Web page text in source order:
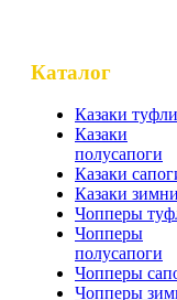
Каталог
Казаки туфли
Казаки
полусапоги
Казаки
Казаки
Чопперы
Чопперы
полусапоги
Чопперы
Чопперы